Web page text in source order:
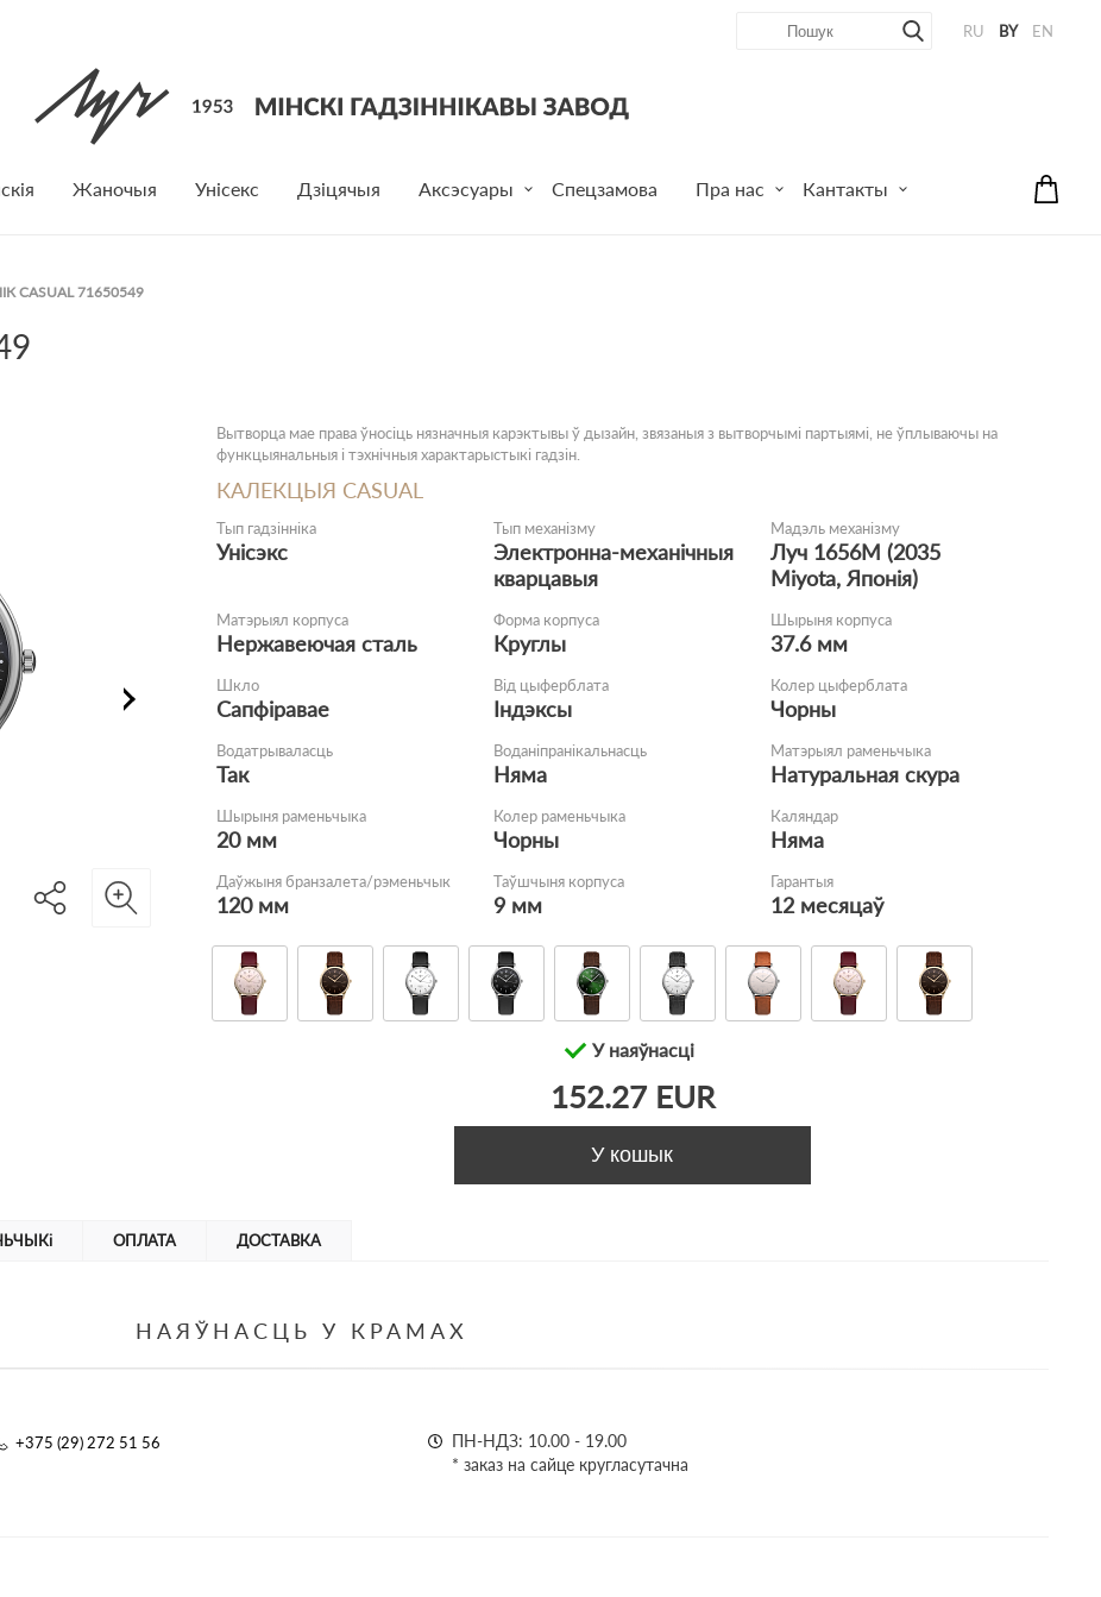
RU BY EN
Жаночыя Унісекс Дзіцячыя Аксэсуары Спецзамова Пра нас Кантакты
CASUAL 71650549
Вытворца мае права ўносіць нязначныя карэктывы ў дызайн, звязаныя з вытворчымі партыямі, не ўплываючы на
функцыянальныя і тэхнічныя характарыстыкі гадзін.
КАЛЕКЦЫЯ CASUAL
Тып гадзінніка
Унісэкс
Тып механізму
Электронна-механічныя
кварцавыя
Мадэль механізму
Луч 1656M (2035
Miyota, Японія)
Матэрыял корпуса
Нержавеючая сталь
Форма корпуса
Круглы
Шырыня корпуса
37.6 мм
Шкло
Сапфіравае
Від цыферблата
Індэксы
Колер цыферблата
Чорны
Водатрываласць
Так
Воданіпранікальнасць
Няма
Матэрыял раменьчыка
Натуральная скура
Шырыня раменьчыка
20 мм
Колер раменьчыка
Чорны
Каляндар
Няма
Даўжыня бранзалета/рэменьчык
120 мм
Таўшчыня корпуса
9 мм
Гарантыя
12 месяцаў
У наяўнасці
152.27 EUR
У кошык
ОПЛАТА ДОСТАВКА
НАЯЎНАСЦЬ У КРАМАХ
+375 (29) 272 51 56
ПН-НДЗ: 10.00 - 19.00
* заказ на сайце кругласутачна